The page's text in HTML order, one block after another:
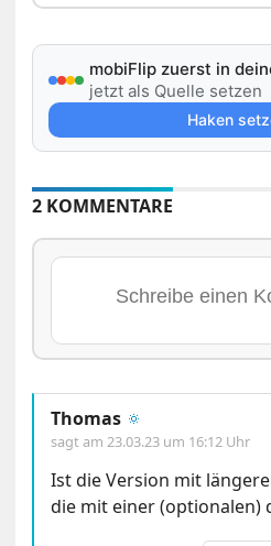
mobiFlip zuerst in
jetzt als Quelle setzen
Haken
2 KOMMENTARE
Thomas 🔅
sagt am23.03.23 um 16:12 Uhr
Ist die Version mit
die mit einer (optionalen)